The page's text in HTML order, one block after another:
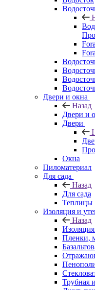
Двери и окна
Назад
Двери и
Двери
Окна
Пиломатериал
Для сада
Назад
Для сада
Теплицы
Изоляция и
Назад
Пленки,
Трубная